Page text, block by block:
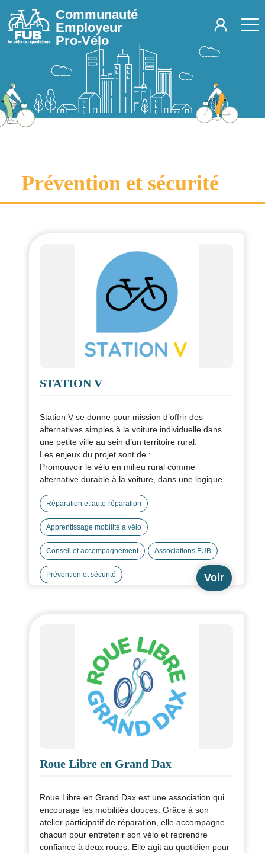
Aller au contenu principal
Communauté
Employeur
Pro-Vélo
Prévention et sécurité
STATION V
Station V se donne pour mission d’offrir des
alternatives simples à la voiture individuelle dans
une petite ville au sein d’un territoire rural.
Les enjeux du projet sont de :
Promouvoir le vélo en milieu rural comme
alternative durable à la voiture, dans une logique
Facilité l’accès aux mobilités douces pour tous,
notamment les personnes en situation de précarité
de mobilité.
Mener des actions d’informations, de
sensibilisation, et d’apprentissage auprès de tous
les publics (particuliers, entreprises, collectivités),
avec une attention particulière aux plus fragiles.
Réparation et auto-réparation
Apprentissage mobilité à vélo
Conseil et accompagnement Associations FUB
Prévention et sécurité Voir
Roue Libre en Grand Dax
Roue Libre en Grand Dax est une association qui
encourage les mobilités douces. Grâce à son
atelier participatif de réparation, elle accompagne
chacun pour entretenir son vélo et reprendre
confiance à deux roues. Elle agit au quotidien pour